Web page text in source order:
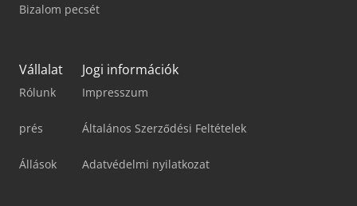
Bizalom pecsét
Vállalat
Rólunk
prés
Állások
Jogi információk
Impresszum
Általános Szerződési Feltételek
Adatvédelmi nyilatkozat